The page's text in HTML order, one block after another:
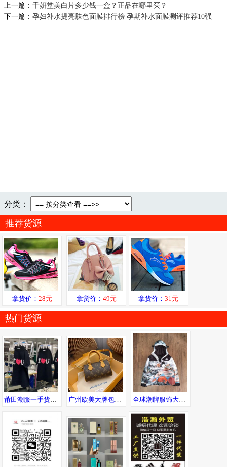
上一篇： 千妍堂美白片多少钱一盒？正品在哪里买？
下一篇： 孕妇补水提亮肤色面膜排行榜 孕期补水面膜测评推荐10强
分类：
推荐货源
拿货价： 28元 拿货价： 49元 拿货价：31元
热门货源
莆田潮服一手货源 只做高版本 自设工厂 强迫患者必进 低端勿进 广州欧美大牌包包 工厂高品质货源直销 一件直发可邮全球 全球潮牌服饰大牌男装一手货源，一件代发，随意退换